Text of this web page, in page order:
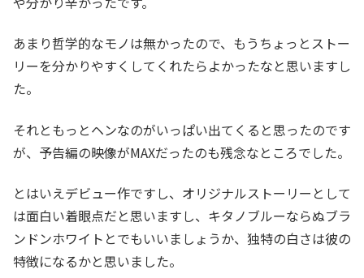
あまり哲学的なモノは無かったので、もうちょっとストー
リーを分かりやすくしてくれたらよかったなと思いますし
た。
それともっとヘンなのがいっぱい出てくると思ったのです
が、予告編の映像がMAXだったのも残念なところでした。
とはいえデビュー作ですし、オリジナルストーリーとして
は面白い着眼点だと思いますし、キタノブルーならぬブラ
ンドンホワイトとでもいいましょうか、独特の白さは彼の
特徴になるかと思いました。